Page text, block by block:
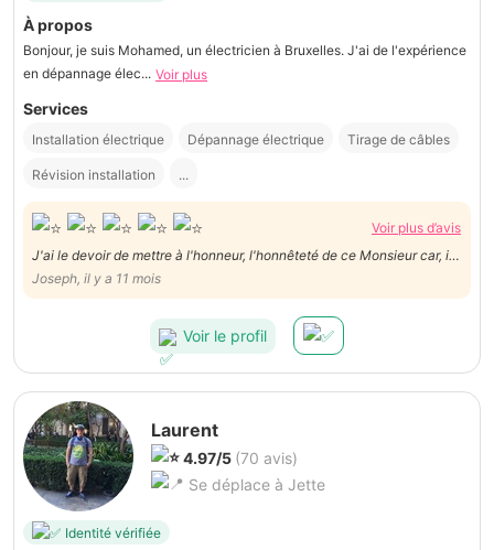
À propos
Bonjour, je suis Mohamed, un électricien à Bruxelles. J'ai de l'expérience
en dépannage élec... Voir plus
Services
Installation électrique Dépannage électrique Tirage de câbles
Révision installation ...
Voir plus d’avis
J'ai le devoir de mettre à l'honneur, l'honnêteté de ce Monsieur car, il
m'avit remis à ma demande, un forfait de 150€. Mais quand il est
venu, il m'a compté juste 20€ car pour lui, c'était juste des réglages à
Joseph, il y a 11 mois
Voir le profil
Laurent
4.97/5 (70 avis)
Se déplace à Jette
Identité vérifiée